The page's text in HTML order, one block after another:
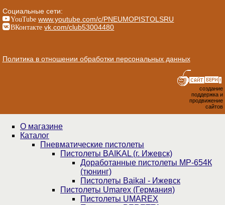
Социальные сети:
YouTube www.youtube.com/c/PNEUMOPISTOLSRU
ВКонтакте vk.com/club53004480
Политика в отношении обработки персональных данных
создание
поддержка и
продвижение
сайтов
О магазине
Каталог
Пнев­ма­ти­чес­кие пистолеты
Пистолеты BAIKAL (г. Ижевск)
Доработанные пистолеты МР-654К
(тюнинг)
Пистолеты Baikal - Ижевск
Пистолеты Umarex (Германия)
Пистолеты UMAREX